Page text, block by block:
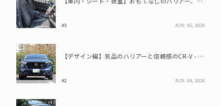
#3 JUN. 05, 2026
【デザイン編】気品のハリアーと信頼感のCR-V - 灯体にも表れるそれぞれの個性
#2 JUN. 04, 2026